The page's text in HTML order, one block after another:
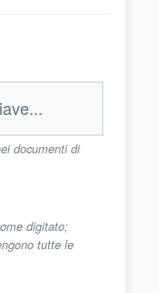
documenti di
digitato;
tutte le